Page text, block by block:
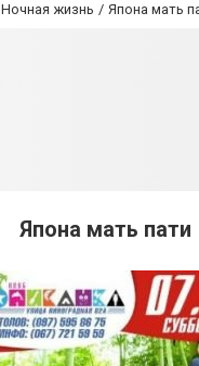
Ночная жизнь Япона мать
Япона мать пати